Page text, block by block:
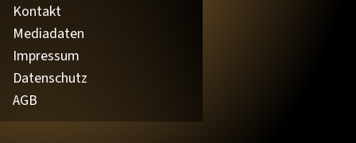
Kontakt
Mediadaten
Impressum
Datenschutz
AGB